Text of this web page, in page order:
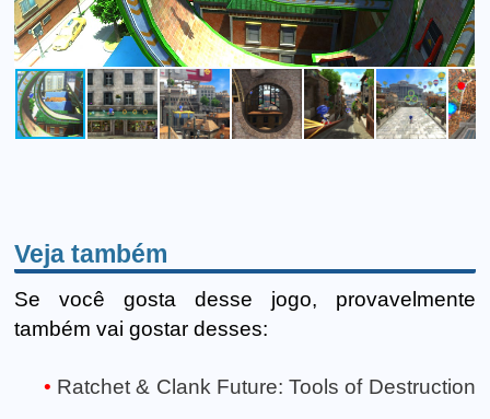
Veja também
Se você gosta desse jogo, provavelmente
também vai gostar desses:
Ratchet & Clank Future: Tools of Destruction